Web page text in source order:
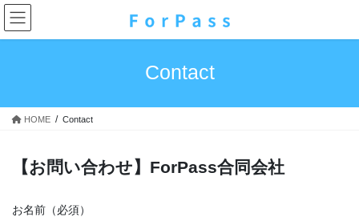
コ
ン
テ
ス
ナ
ビ
ゲ
ン
Contact
HOME Contact
【お問い合わせ】ForPass合同会社
お名前（必須）